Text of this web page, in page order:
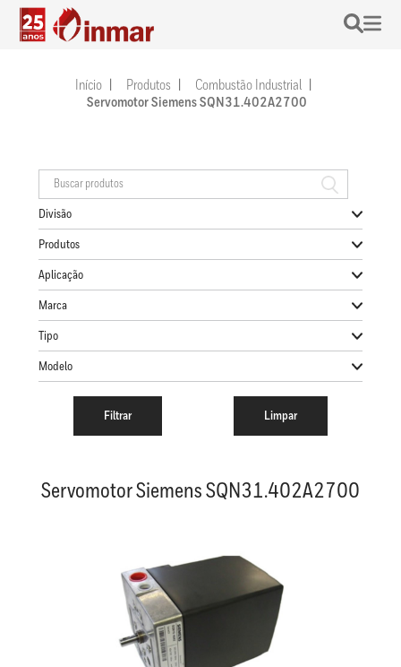
Início Produtos
Combustão Industrial
Servomotor Siemens SQN31.402A2700
Divisão
Produtos
Aplicação
Marca
Tipo
Modelo
Servomotor Siemens SQN31.402A2700